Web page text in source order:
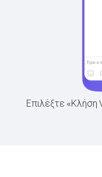
Επιλέξτε «Κλήση